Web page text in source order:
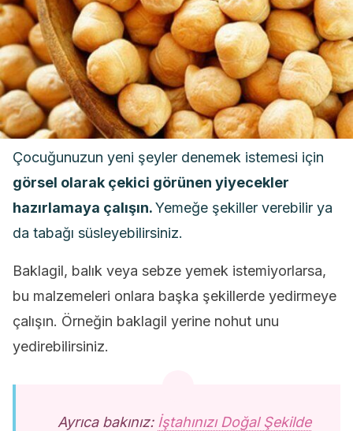
Çocuğunuzun yeni şeyler denemek istemesi için
görsel olarak çekici görünen yiyecekler
hazırlamaya çalışın.Yemeğe şekiller verebilir ya
da tabağı süsleyebilirsiniz.
Baklagil, balık veya sebze yemek istemiyorlarsa,
bu malzemeleri onlara başka şekillerde yedirmeye
çalışın. Örneğin baklagil yerine nohut unu
yedirebilirsiniz.
Ayrıca bakınız: İştahınızı Doğal Şekilde